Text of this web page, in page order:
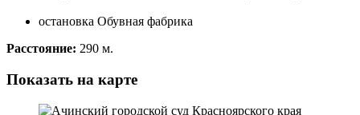
остановка Обувная фабрика
Расстояние: 290 м.
Показать на карте